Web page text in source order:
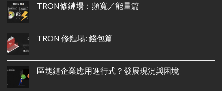
TRON修鏈場：頻寬／能量篇
TRON 修鏈場: 錢包篇
區塊鏈企業應用進行式？發展現況與困境